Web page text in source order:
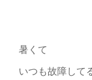
暑くて
いつも故障して